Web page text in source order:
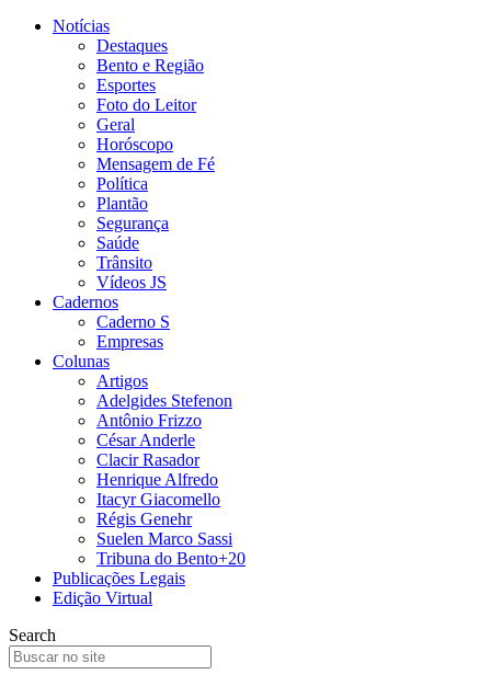
Notícias
Destaques
Bento e Região
Esportes
Foto do Leitor
Geral
Horóscopo
Mensagem de Fé
Política
Plantão
Segurança
Saúde
Trânsito
Vídeos JS
Cadernos
Caderno S
Empresas
Colunas
Artigos
Adelgides Stefenon
Antônio Frizzo
César Anderle
Clacir Rasador
Henrique Alfredo
Itacyr Giacomello
Régis Genehr
Suelen Marco Sassi
Tribuna do Bento+20
Publicações Legais
Edição Virtual
Search